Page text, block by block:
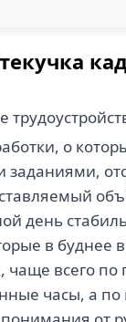
о
день
в
чаще всего
часы, а